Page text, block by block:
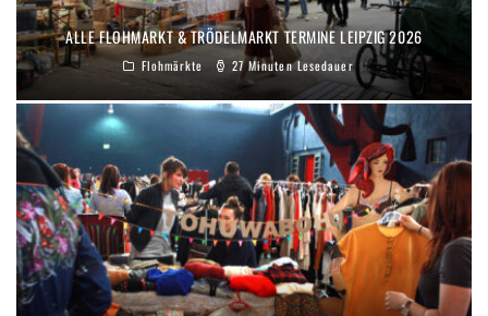
ALLE FLOHMARKT & TRÖDELMARKT TERMINE LEIPZIG 2026
Flohmärkte 27 Minuten Lesedauer